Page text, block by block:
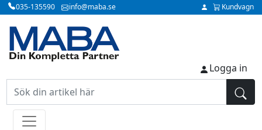
035-135590 info@maba.se Kundvagn
Logga in